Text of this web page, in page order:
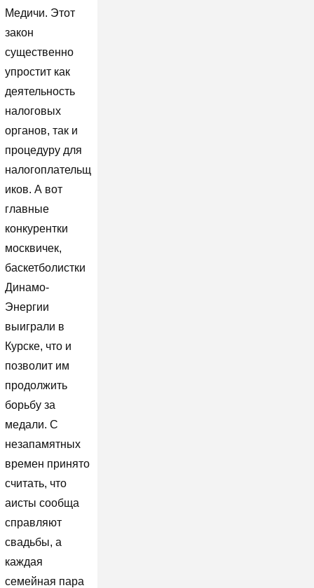
Медичи. Этот
закон
существенно
упростит как
деятельность
налоговых
органов, так и
процедуру для
налогоплательщ
иков. А вот
главные
конкурентки
москвичек,
баскетболистки
Динамо-
Энергии
выиграли в
Курске, что и
позволит им
продолжить
борьбу за
медали. С
незапамятных
времен принято
считать, что
аисты сообща
справляют
свадьбы, а
каждая
семейная пара